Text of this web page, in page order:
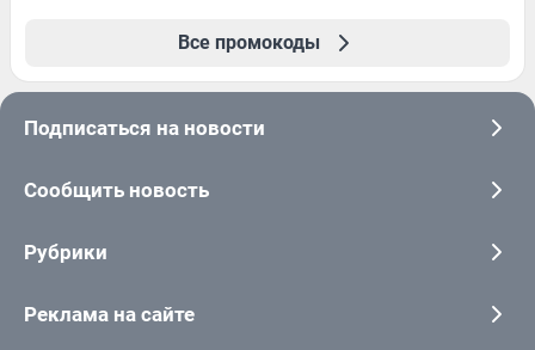
Все промокоды
Подписаться на новости
Сообщить новость
Рубрики
Реклама на сайте